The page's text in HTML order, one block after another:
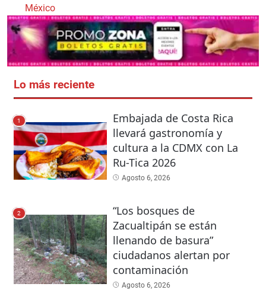
México
Lo más reciente
1
Embajada de Costa Rica
llevará gastronomía y
cultura a la CDMX con La
Ru-Tica 2026
Agosto 6, 2026
2
“Los bosques de
Zacualtipán se están
llenando de basura”
ciudadanos alertan por
contaminación
Agosto 6, 2026